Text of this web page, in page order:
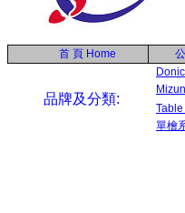
首 頁 Home
品牌及分類:
Donic
Table
單檜